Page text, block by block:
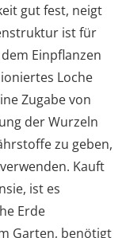
gut fest, neigt
ist für
Einpflanzen
Loche
Zugabe von
der Wurzeln
zu geben,
Kauft
ist es
Erde
Garten, benötigt